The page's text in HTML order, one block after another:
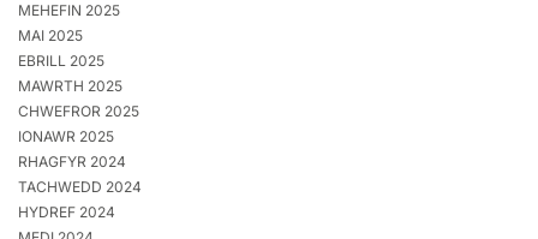
MEHEFIN 2025
MAI 2025
EBRILL 2025
MAWRTH 2025
CHWEFROR 2025
IONAWR 2025
RHAGFYR 2024
TACHWEDD 2024
HYDREF 2024